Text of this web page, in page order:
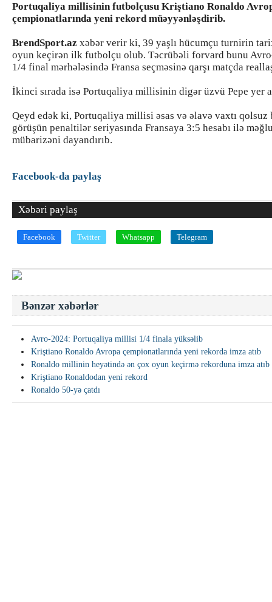
Portuqaliya millisinin futbolçusu Kriştiano Ronaldo
çempionatlarında yeni rekord müəyyənləşdirib.
BrendSport.az xəbər verir ki, 39 yaşlı hücumçu turnirin
oyun keçirən ilk futbolçu olub. Təcrübəli forvard bunu
1/4 final mərhələsində Fransa seçməsinə qarşı matçda
İkinci sırada isə Portuqaliya millisinin digər üzvü Pepe yer
Qeyd edək ki, Portuqaliya millisi əsas və əlavə vaxtı qolsuz
görüşün penaltilər seriyasında Fransaya 3:5 hesabı ilə
mübarizəni dayandırıb.
Facebook-da paylaş
Xəbəri paylaş
Facebook Twitter Whatsapp Telegram
Bənzər xəbərlər
Avro-2024: Portuqaliya millisi 1/4 finala yüksəlib
Kriştiano Ronaldo Avropa çempionatlarında yeni rekorda imza atıb
Ronaldo millinin heyətində ən çox oyun keçirmə rekorduna imza atıb
Kriştiano Ronaldodan yeni rekord
Ronaldo 50-yə çatdı